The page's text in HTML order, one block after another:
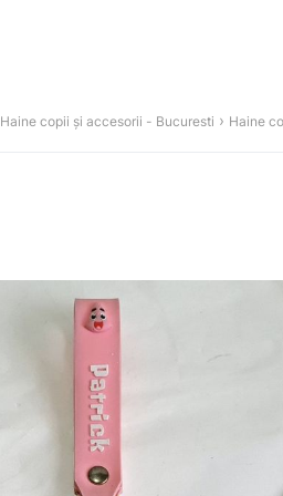
Haine copii și accesorii - Bucuresti › Haine